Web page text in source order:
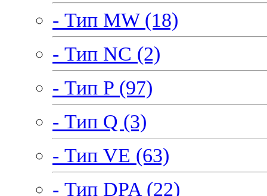
- Тип MW (18)
- Тип NC (2)
- Тип P (97)
- Тип Q (3)
- Тип VE (63)
- Тип DPA (22)